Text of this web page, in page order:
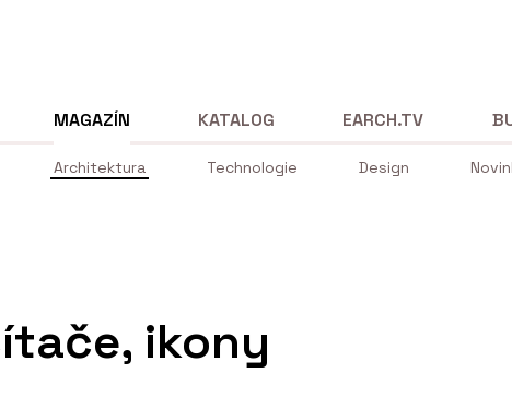
MAGAZÍN
Architektura Technologie Design
KATALOG EARCH.TV
ikony